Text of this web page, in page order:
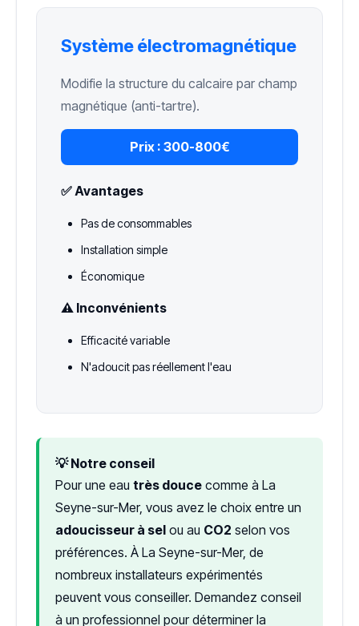
Système électromagnétique
Modifie la structure du calcaire par champ
magnétique (anti-tartre).
Prix : 300-800€
✅ Avantages
Pas de consommables
Installation simple
Économique
⚠️ Inconvénients
Efficacité variable
N'adoucit pas réellement l'eau
💡 Notre conseil
Pour une eau très douce comme à La
Seyne-sur-Mer, vous avez le choix entre un
adoucisseur à sel ou au CO2 selon vos
préférences. À La Seyne-sur-Mer, de
nombreux installateurs expérimentés
peuvent vous conseiller. Demandez conseil
à un professionnel pour déterminer la